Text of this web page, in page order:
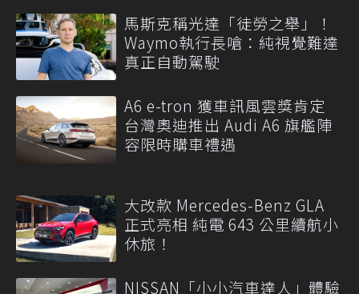
馬斯克稱光達「徒勞之舉」！
Waymo執行長嗆：純視覺難達
真正自動駕駛
A6 e-tron 獲車訊風雲獎肯定
台灣奧迪推出 Audi A6 旗艦陣
容限時購車禮遇
大改款 Mercedes-Benz GLA
正式亮相 純電 643 公里續航小
休旅！
NISSAN「小小汽車達人」體驗